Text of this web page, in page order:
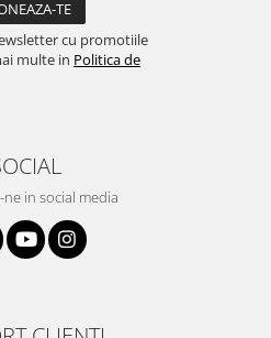
cu promotiile
multe in Politica de
ne in social media